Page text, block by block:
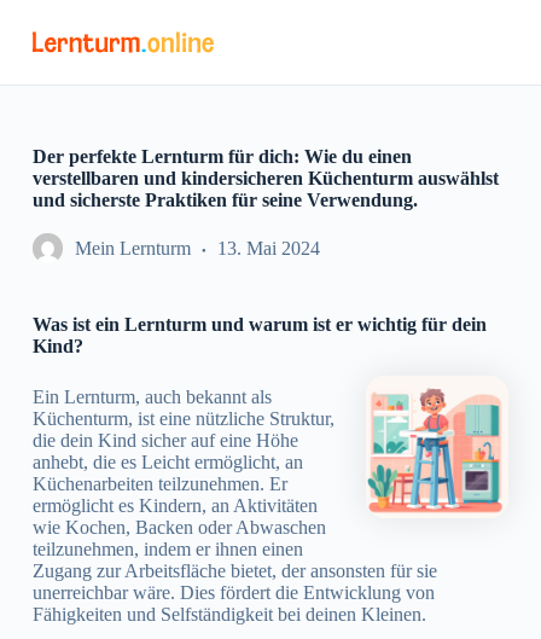
u
I
p
Der perfekte Lernturm für dich: Wie du einen
verstellbaren und kindersicheren Küchenturm auswählst
und sicherste Praktiken für seine Verwendung.
Mein Lernturm 13. Mai 2024
Was ist ein Lernturm und warum ist er wichtig für dein
Kind?
Ein Lernturm, auch bekannt als
Küchenturm, ist eine nützliche Struktur,
die dein Kind sicher auf eine Höhe
anhebt, die es Leicht ermöglicht, an
Küchenarbeiten teilzunehmen. Er
ermöglicht es Kindern, an Aktivitäten
wie Kochen, Backen oder Abwaschen
teilzunehmen, indem er ihnen einen
Zugang zur Arbeitsfläche bietet, der ansonsten für sie
unerreichbar wäre. Dies fördert die Entwicklung von
Fähigkeiten und Selfständigkeit bei deinen Kleinen.